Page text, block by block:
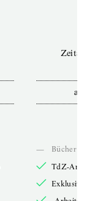
ab
—
Bücher online
TdZ-Artikel
Exklusive